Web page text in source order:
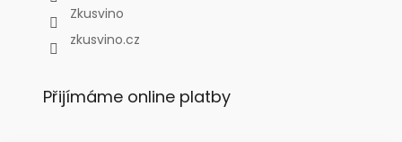
Zkusvino
zkusvino.cz
Přijímáme online platby